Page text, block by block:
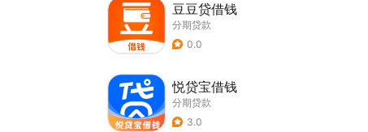
豆豆贷借钱
分期贷款
0.0
悦贷宝借钱
分期贷款
3.0